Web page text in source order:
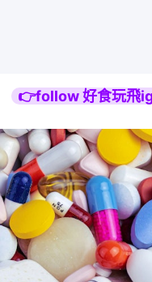
👉follow 好食玩飛